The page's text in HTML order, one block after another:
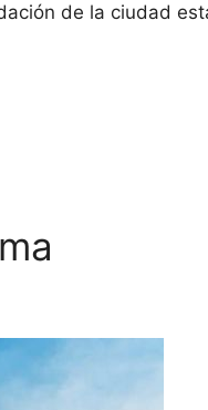
de la ciudad